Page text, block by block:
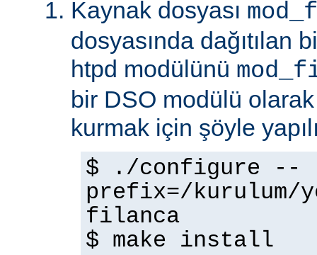
Kaynak dosyası
dosyasında dağıtılan
htpd modülünü
bir DSO modülü
kurmak için şöyle
$ ./configure --
prefix=/kurulum/
filanca
$ make install